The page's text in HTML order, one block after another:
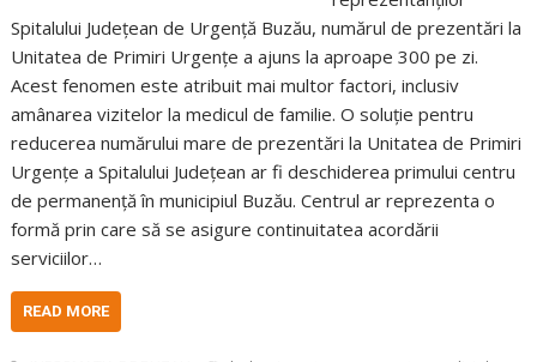
Spitalului Județean de Urgență Buzău, numărul de prezentări la
Unitatea de Primiri Urgențe a ajuns la aproape 300 pe zi.
Acest fenomen este atribuit mai multor factori, inclusiv
amânarea vizitelor la medicul de familie. O soluție pentru
reducerea numărului mare de prezentări la Unitatea de Primiri
Urgențe a Spitalului Județean ar fi deschiderea primului centru
de permanență în municipiul Buzău. Centrul ar reprezenta o
formă prin care să se asigure continuitatea acordării
serviciilor…
READ MORE